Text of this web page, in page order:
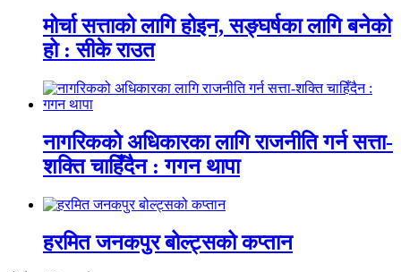
मोर्चा सत्ताको लागि होइन, सङ्घर्षका लागि बनेको
हो : सीके राउत
नागरिकको अधिकारका लागि राजनीति गर्न सत्ता-
शक्ति चाहिँदैन : गगन थापा
हरमित जनकपुर बोल्ट्सको कप्तान